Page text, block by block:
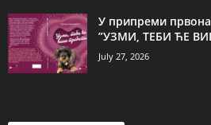
У припреми
”УЗМИ, ТЕБИ ЋЕ
July 27, 2026